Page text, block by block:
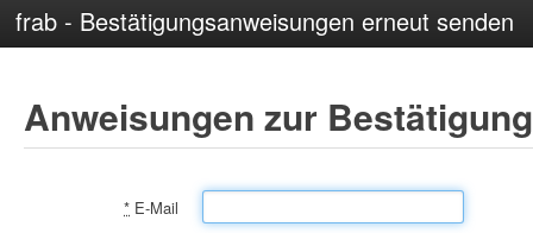
frab - Bestätigungsanweisungen erneut senden
Anweisungen zur
* E-Mail